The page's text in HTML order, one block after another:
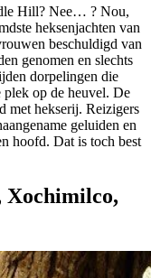
Hill? Nee… ? Nou,
heksenjachten van
beschuldigd van
genomen en slechts
dorpelingen die
plek op de heuvel. De
met hekserij. Reizigers
geluiden en
hoofd. Dat is toch best
Xochimilco,